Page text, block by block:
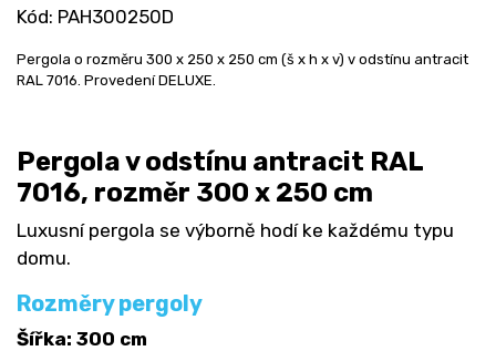
Kód: PAH300250D
Pergola o rozměru 300 x 250 x 250 cm (š x h x v) v odstínu antracit
RAL 7016. Provedení DELUXE.
Pergola v odstínu antracit RAL
7016, rozměr 300 x 250 cm
Luxusní pergola se výborně hodí ke každému typu
domu.
Rozměry pergoly
Šířka: 300 cm